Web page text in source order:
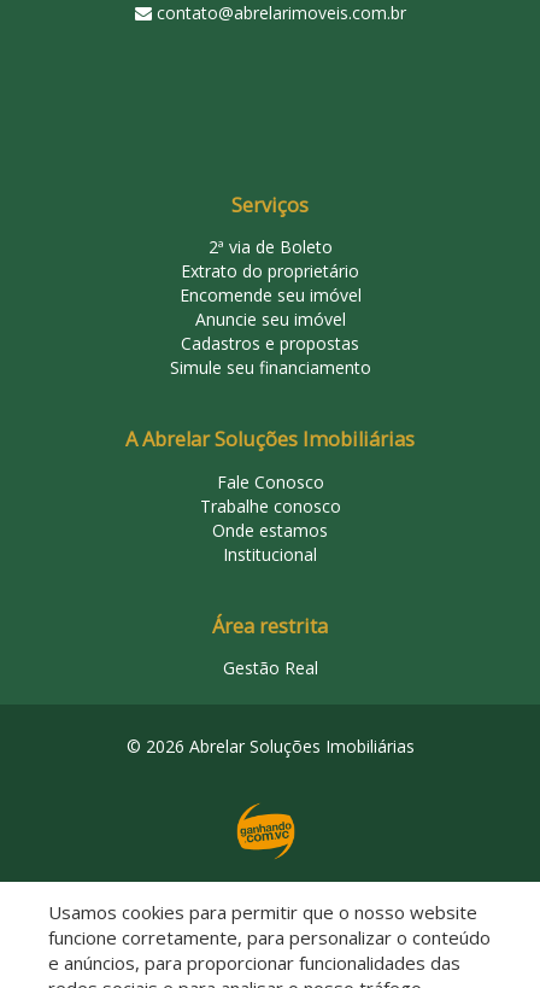
contato@abrelarimoveis.com.br
Serviços
2ª via de Boleto
Extrato do proprietário
Encomende seu imóvel
Anuncie seu imóvel
Cadastros e propostas
Simule seu financiamento
A Abrelar Soluções Imobiliárias
Fale Conosco
Trabalhe conosco
Onde estamos
Institucional
Área restrita
Gestão Real
© 2026 Abrelar Soluções Imobiliárias
Descomplicado por:
Usamos cookies para permitir que o nosso website
funcione corretamente, para personalizar o conteúdo
e anúncios, para proporcionar funcionalidades das